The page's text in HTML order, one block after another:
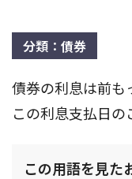
分類：債券
債券の利息は前も
この利息支払日の
この用語を見た